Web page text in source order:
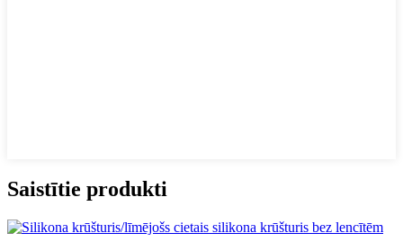
Saistītie produkti